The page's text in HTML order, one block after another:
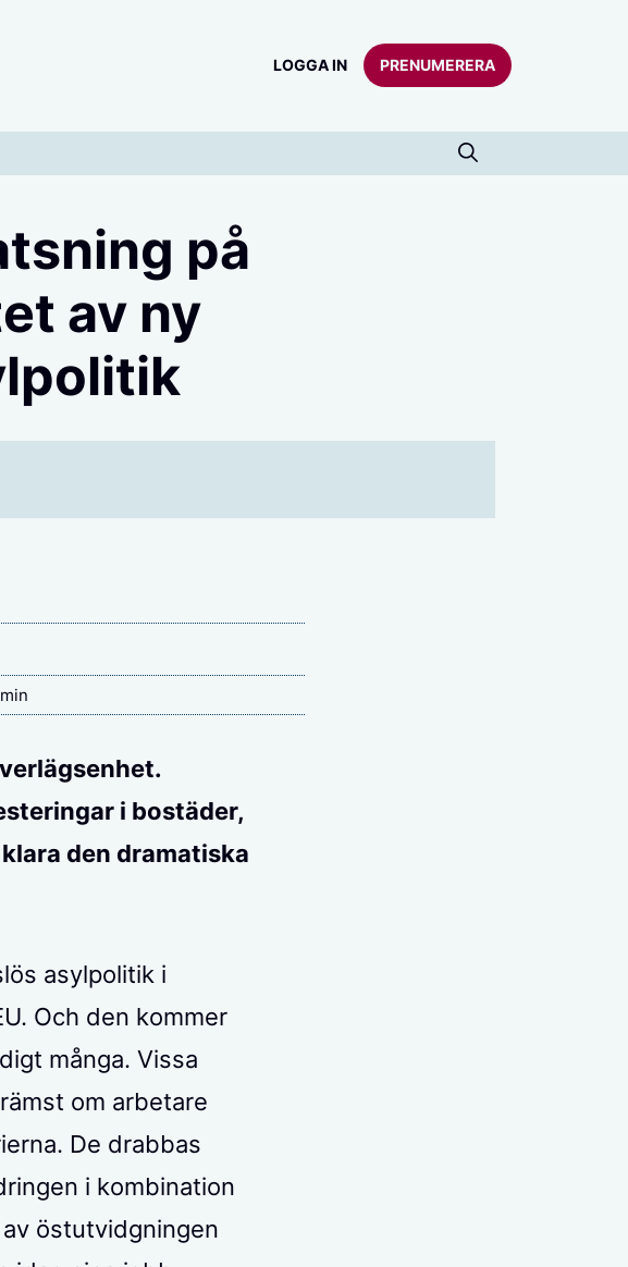
LOGGA IN PRENUMERERA
på
av ny
i bostäder,
den dramatiska
asylpolitik i
Och den kommer
många. Vissa
om arbetare
De drabbas
i kombination
östutvidgningen